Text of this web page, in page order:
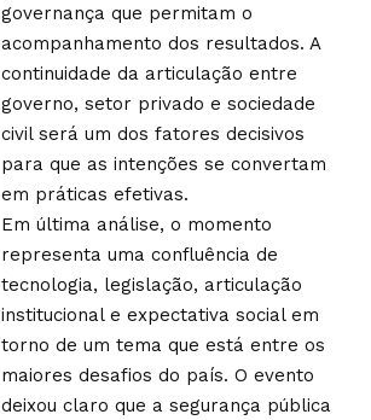
governança que permitam o
acompanhamento dos resultados. A
continuidade da articulação entre
governo, setor privado e sociedade
civil será um dos fatores decisivos
para que as intenções se convertam
em práticas efetivas.
Em última análise, o momento
representa uma confluência de
tecnologia, legislação, articulação
institucional e expectativa social em
torno de um tema que está entre os
maiores desafios do país. O evento
deixou claro que a segurança pública